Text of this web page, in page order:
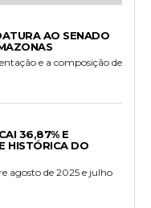
AO SENADO
e a composição de
36,87% E
HISTÓRICA DO
agosto de 2025 e julho